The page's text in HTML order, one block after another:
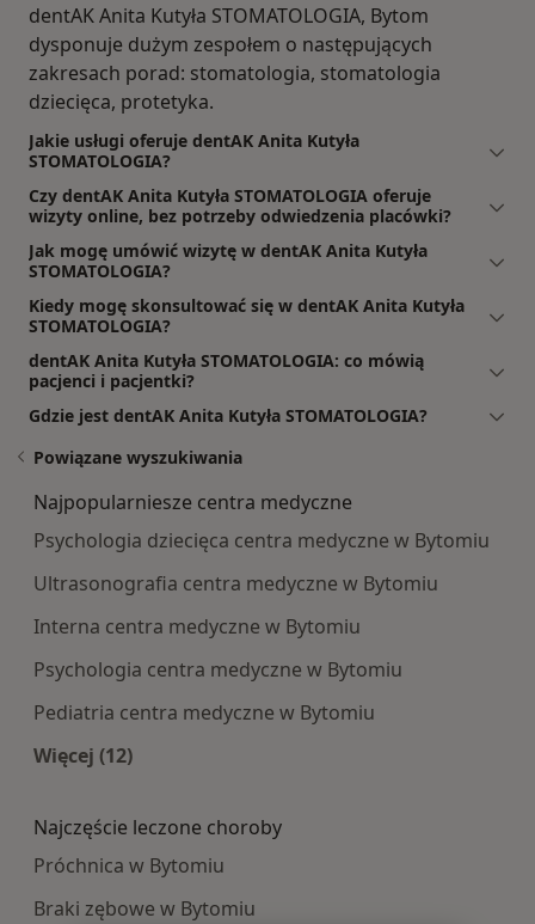
dentAK Anita Kutyła STOMATOLOGIA, Bytom
dysponuje dużym zespołem o następujących
zakresach porad: stomatologia, stomatologia
dziecięca, protetyka.
Jakie usługi oferuje dentAK Anita Kutyła
STOMATOLOGIA?
Czy dentAK Anita Kutyła STOMATOLOGIA oferuje
wizyty online, bez potrzeby odwiedzenia placówki?
Jak mogę umówić wizytę w dentAK Anita Kutyła
STOMATOLOGIA?
Kiedy mogę skonsultować się w dentAK Anita Kutyła
STOMATOLOGIA?
dentAK Anita Kutyła STOMATOLOGIA: co mówią
pacjenci i pacjentki?
Gdzie jest dentAK Anita Kutyła STOMATOLOGIA?
Powiązane wyszukiwania
Najpopularniesze centra medyczne
Psychologia dziecięca centra medyczne w Bytomiu
Ultrasonografia centra medyczne w Bytomiu
Interna centra medyczne w Bytomiu
Psychologia centra medyczne w Bytomiu
Pediatria centra medyczne w Bytomiu
Więcej (12)
Najczęście leczone choroby
Próchnica w Bytomiu
Braki zębowe w Bytomiu